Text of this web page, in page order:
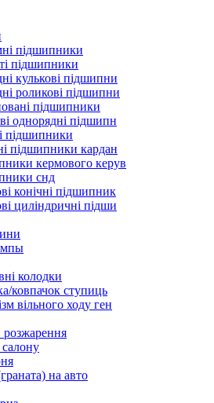
підшипники
підшипники
кулькові підшипни
роликові підшипни
підшипники
однорядні підшипн
підшипники
підшипники кардан
кермового керув
снд
конічні підшипник
циліндричні підши
колодки
ковпачок ступиць
вільного ходу ген
розжарення
на авто